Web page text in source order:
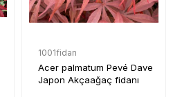
1001fidan
Acer palmatum Pevé Dave
Japon Akçaağaç fidanı